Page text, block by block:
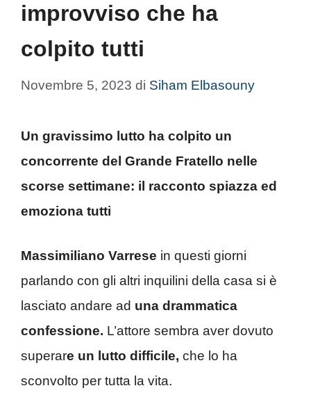
improvviso che ha
colpito tutti
Novembre 5, 2023 di Siham Elbasouny
Un gravissimo lutto ha colpito un
concorrente del Grande Fratello nelle
scorse settimane: il racconto spiazza ed
emoziona tutti
Massimiliano Varrese in questi giorni
parlando con gli altri inquilini della casa si è
lasciato andare ad una drammatica
confessione. L’attore sembra aver dovuto
superare un lutto difficile, che lo ha
sconvolto per tutta la vita.